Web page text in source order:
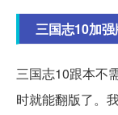
三国志10加
三国志10跟本不
时就能翻版了。